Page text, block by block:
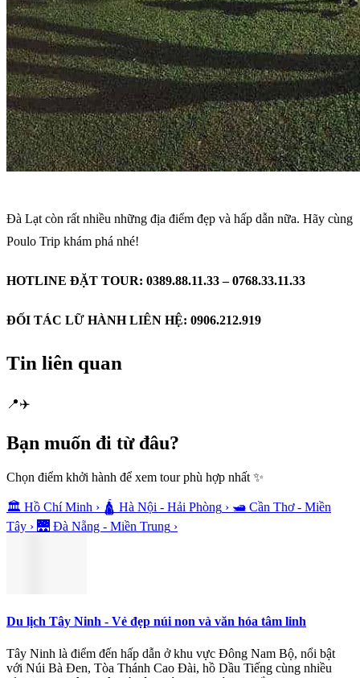
Đà Lạt còn rất nhiều những địa điểm đẹp và hấp dẫn nữa. Hãy cùng
Poulo Trip khám phá nhé!
HOTLINE ĐẶT TOUR: 0389.88.11.33 – 0768.33.11.33
ĐỐI TÁC LỮ HÀNH LIÊN HỆ: 0906.212.919
Tin liên quan
📍✈️
Bạn muốn đi từ đâu?
Chọn điểm khởi hành để xem tour phù hợp nhất ✨
🏛️ Hồ Chí Minh › 🛕 Hà Nội - Hải Phòng › 🛥️ Cần Thơ - Miền
Tây › 🌉 Đà Nẵng - Miền Trung ›
Du lịch Tây Ninh - Vẻ đẹp núi non và văn hóa tâm linh
Tây Ninh là điểm đến hấp dẫn ở khu vực Đông Nam Bộ, nổi bật
với Núi Bà Đen, Tòa Thánh Cao Đài, hồ Dầu Tiếng cùng nhiều